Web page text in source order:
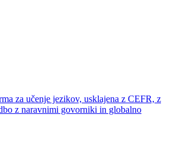
za učenje jezikov, usklajena z CEFR, z
z naravnimi govorniki in globalno